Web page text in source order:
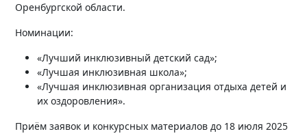
Оренбургской области.
Номинации:
«Лучший инклюзивный детский сад»;
«Лучшая инклюзивная школа»;
«Лучшая инклюзивная организация отдыха детей и
их оздоровления».
Приём заявок и конкурсных материалов до 18 июля 2025